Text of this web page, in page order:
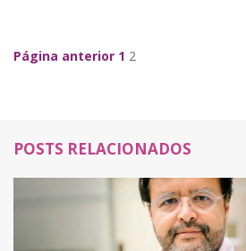
Navegação de Posts
Página anterior 1 2
POSTS RELACIONADOS